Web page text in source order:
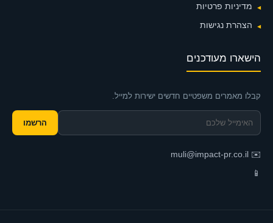
מדיניות פרטיות
הצהרת נגישות
הישארו מעודכנים
קבלו מאמרים משפטיים חדשים ישירות למייל.
הרשמו
✉️
muli@impact-pr.co.il
📱